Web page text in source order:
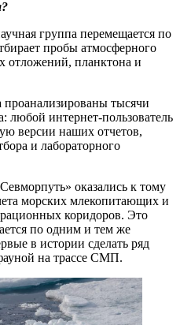
группа перемещается по
пробы атмосферного
отложений, планктона и
проанализированы тысячи
любой интернет-пользователь
версии наших отчетов,
и лабораторного
оказались к тому
морских млекопитающих и
коридоров. Это
по одним и тем же
в истории сделать ряд
на трассе СМП.